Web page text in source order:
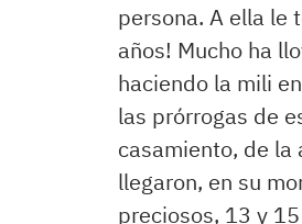
persona. A ella le
años! Mucho ha
haciendo la mili
las prórrogas de
casamiento, de la
llegaron, en su
preciosos, 13 y